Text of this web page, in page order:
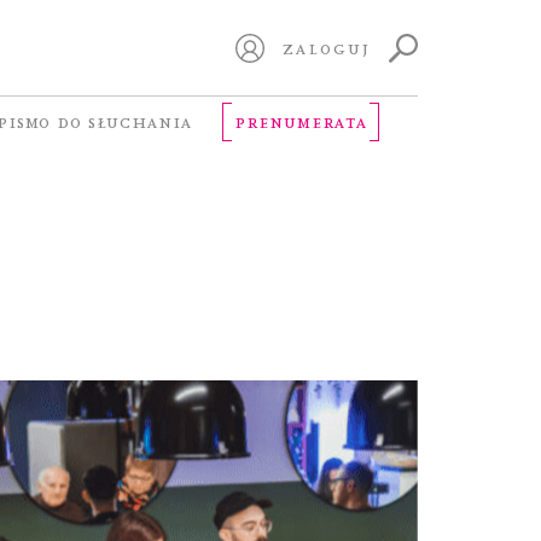
ZALOGUJ
DO SŁUCHANIA PRENUMERATA